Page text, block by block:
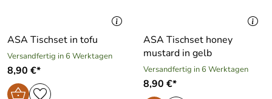
ASA Tischset in tofu
Versandfertig in 6 Werktagen
8,90 €*
ASA Tischset honey
mustard in gelb
Versandfertig in 6 Werktagen
8,90 €*